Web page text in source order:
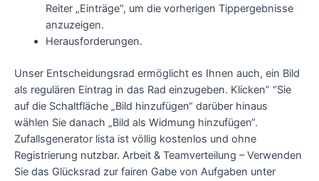
Reiter „Einträge“, um die vorherigen Tippergebnisse
anzuzeigen.
Herausforderungen.
Unser Entscheidungsrad ermöglicht es Ihnen auch, ein Bild
als regulären Eintrag in das Rad einzugeben. Klicken” “Sie
auf die Schaltfläche „Bild hinzufügen“ darüber hinaus
wählen Sie danach „Bild als Widmung hinzufügen“.
Zufallsgenerator lista ist völlig kostenlos und ohne
Registrierung nutzbar. Arbeit & Teamverteilung – Verwenden
Sie das Glücksrad zur fairen Gabe von Aufgaben unter